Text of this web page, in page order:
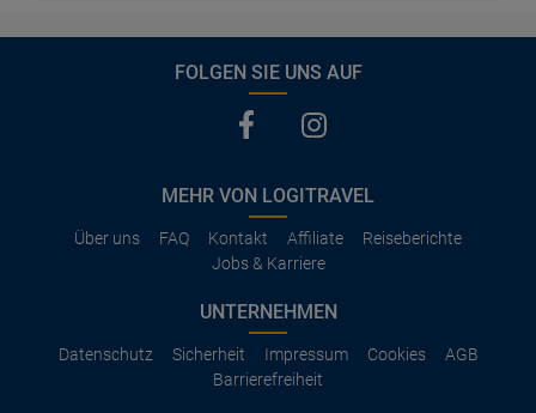
FOLGEN SIE UNS AUF
MEHR VON LOGITRAVEL
Über uns FAQ Kontakt Affiliate
Reiseberichte
Jobs & Karriere
UNTERNEHMEN
Datenschutz Sicherheit Impressum Cookies
AGB
Barrierefreiheit